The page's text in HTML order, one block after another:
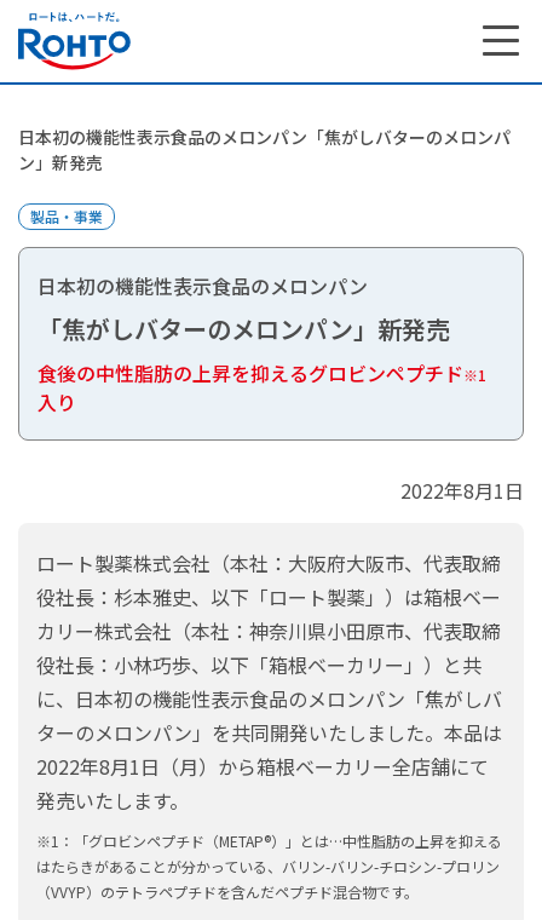
日本初の機能性表示食品のメロンパン「焦がしバターのメロンパ
ン」新発売
製品・事業
日本初の機能性表示食品のメロンパン
「焦がしバターのメロンパン」新発売
食後の中性脂肪の上昇を抑えるグロビンペプチド※1
入り
2022年8月1日
ロート製薬株式会社（本社：大阪府大阪市、代表取締
役社長：杉本雅史、以下「ロート製薬」）は箱根ベー
カリー株式会社（本社：神奈川県小田原市、代表取締
役社長：小林巧歩、以下「箱根ベーカリー」）と共
に、日本初の機能性表示食品のメロンパン「焦がしバ
ターのメロンパン」を共同開発いたしました。本品は
2022年8月1日（月）から箱根ベーカリー全店舗にて
発売いたします。
※1：「グロビンペプチド（METAP®）」とは…中性脂肪の上昇を抑える
はたらきがあることが分かっている、バリン-バリン-チロシン-プロリン
（VVYP）のテトラペプチドを含んだペプチド混合物です。